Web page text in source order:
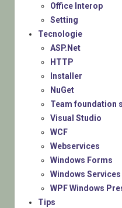
Office Interop
Setting
Tecnologie
ASP.Net
HTTP
Installer
NuGet
Team foundation
Visual Studio
WCF
Webservices
Windows Forms
Windows Services
WPF Windows
Tips